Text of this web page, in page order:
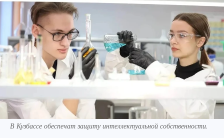
В Кузбассе обеспечат защиту интеллектуальной собственности.